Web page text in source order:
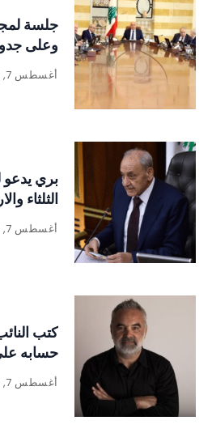
جلسة
وعلى جدول
أغسطس 7, 2026
بري
الثلثاء
أغسطس 7, 2026
كتب
حسابه
أغسطس 7, 2026